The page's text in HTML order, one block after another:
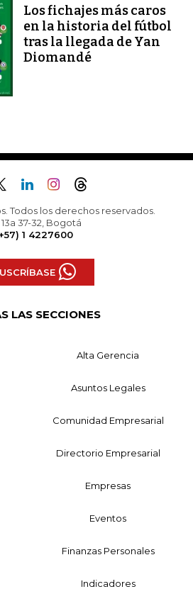
Los fichajes más caros
en la historia del fútbol
tras la llegada de Yan
Diomandé
Todos los derechos reservados.
13a 37-32, Bogotá
1 4227600
LAS SECCIONES
Alta Gerencia
Asuntos Legales
Comunidad Empresarial
Directorio Empresarial
Empresas
Eventos
Finanzas Personales
Indicadores